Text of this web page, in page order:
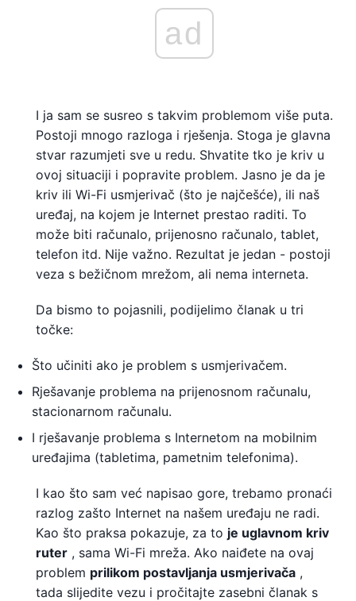
ad
I ja sam se susreo s takvim problemom više puta.
Postoji mnogo razloga i rješenja. Stoga je glavna
stvar razumjeti sve u redu. Shvatite tko je kriv u
ovoj situaciji i popravite problem. Jasno je da je
kriv ili Wi-Fi usmjerivač (što je najčešće), ili naš
uređaj, na kojem je Internet prestao raditi. To
može biti računalo, prijenosno računalo, tablet,
telefon itd. Nije važno. Rezultat je jedan - postoji
veza s bežičnom mrežom, ali nema interneta.
Da bismo to pojasnili, podijelimo članak u tri
točke:
Što učiniti ako je problem s usmjerivačem.
Rješavanje problema na prijenosnom računalu,
stacionarnom računalu.
I rješavanje problema s Internetom na mobilnim
uređajima (tabletima, pametnim telefonima).
I kao što sam već napisao gore, trebamo pronaći
razlog zašto Internet na našem uređaju ne radi.
Kao što praksa pokazuje, za to je uglavnom kriv
ruter , sama Wi-Fi mreža. Ako naiđete na ovaj
problem prilikom postavljanja usmjerivača ,
tada slijedite vezu i pročitajte zasebni članak s